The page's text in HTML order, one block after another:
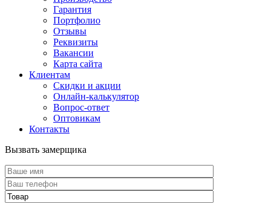
Гарантия
Портфолио
Отзывы
Реквизиты
Вакансии
Карта сайта
Клиентам
Скидки и акции
Онлайн-калькулятор
Вопрос-ответ
Оптовикам
Контакты
Вызвать замерщика